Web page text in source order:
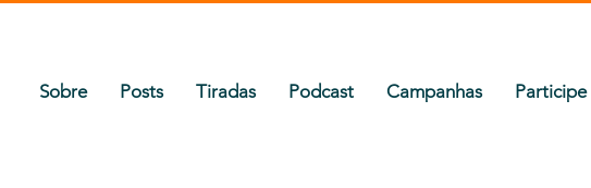
Sobre Posts Tiradas Podcast Campanhas Participe